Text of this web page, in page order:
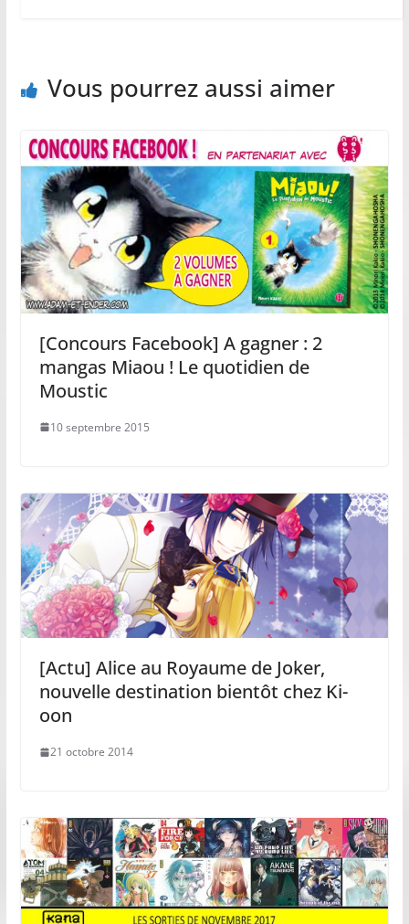
Vous pourrez aussi aimer
[Concours Facebook] A gagner : 2
mangas Miaou ! Le quotidien de
Moustic
10 septembre 2015
[Actu] Alice au Royaume de Joker,
nouvelle destination bientôt chez Ki-
oon
21 octobre 2014